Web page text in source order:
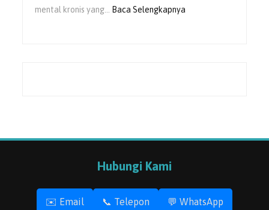
mental kronis yang…
Baca Selengkapnya
Hubungi Kami
✉️ Email 📞 Telepon 💬 WhatsApp